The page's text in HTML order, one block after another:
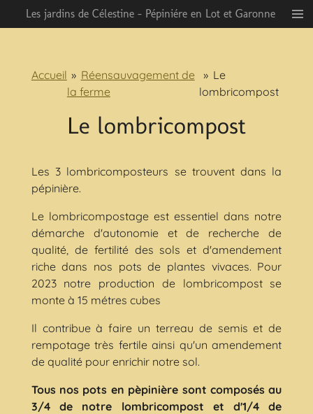
Passer
au
Les jardins de Célestine - Pépiniére en Lot et Garonne
Accueil » Réensauvagement de
la ferme
» Le
lombricompost
Le lombricompost
Les 3 lombricomposteurs se trouvent dans la
pépinière.
Le lombricompostage est essentiel dans notre
démarche d'autonomie et de recherche de
qualité, de fertilité des sols et d'amendement
riche dans nos pots de plantes vivaces. Pour
2023 notre production de lombricompost se
monte à 15 métres cubes
Il contribue à faire un terreau de semis et de
rempotage très fertile ainsi qu'un amendement
de qualité pour enrichir notre sol.
Tous nos pots en pèpinière sont composés au
3/4 de notre lombricompost et d'1/4 de